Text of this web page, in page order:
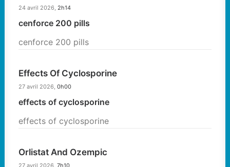
24 avril 2026, 2h14
cenforce 200 pills
cenforce 200 pills
Effects Of Cyclosporine
27 avril 2026, 0h00
effects of cyclosporine
effects of cyclosporine
Orlistat And Ozempic
27 avril 2026, 7h10